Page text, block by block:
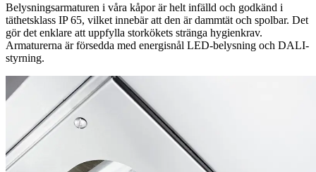
Belysningsarmaturen i våra kåpor är helt infälld och godkänd i
täthetsklass IP 65, vilket innebär att den är dammtät och spolbar. Det
gör det enklare att uppfylla storkökets stränga hygienkrav.
Armaturerna är försedda med energisnål LED-belysning och DALI-
styrning.